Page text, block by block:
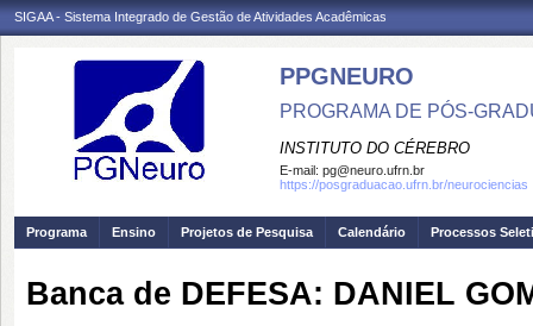
SIGAA - Sistema Integrado de Gestão de Atividades Acadêmicas
PPGNEURO
PROGRAMA DE PÓS-
INSTITUTO DO CÉREBRO
E-mail: pg@neuro.ufrn.br
https://posgraduacao.ufrn.br/neurociencias
Programa Ensino Projetos de Pesquisa Calendário Processos
Banca de DEFESA: DANIEL